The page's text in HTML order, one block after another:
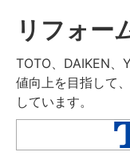
リフォー
TOTO、DAIKEN、
値向上を目指して
しています。